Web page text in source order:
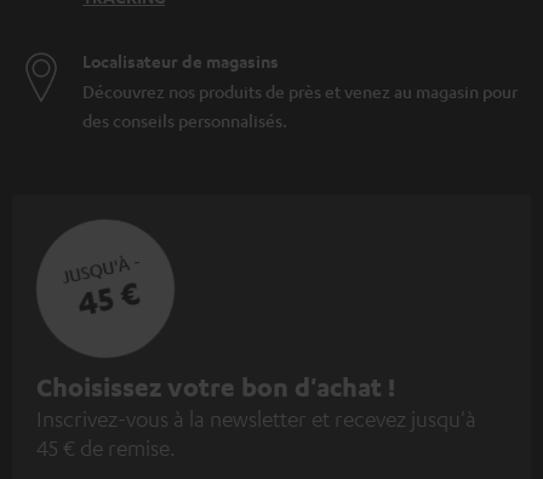
Localisateur de magasins
Découvrez nos produits de près et venez au magasin pour
des conseils personnalisés.
JUSQU'À -
45 €
I
n
s
Choisissez votre bon d'achat !
Inscrivez-vous à la newsletter et recevez jusqu'à
45 € de remise.